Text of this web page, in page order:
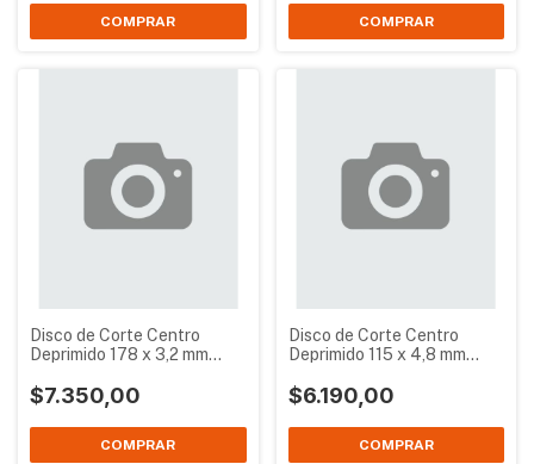
Disco de Corte Centro
Deprimido 178 x 3,2 mm
$7.350,00
Disco de Corte Centro
Deprimido 115 x 4,8 mm
$6.190,00